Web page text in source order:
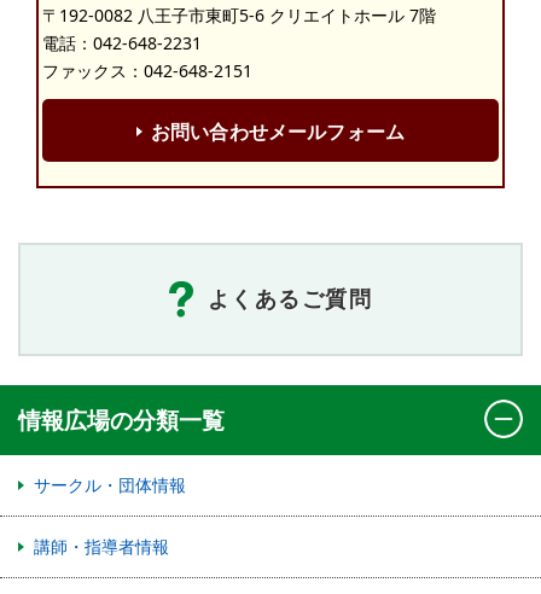
〒192-0082 八王子市東町5-6 クリエイトホール 7階
電話： 042-648-2231
ファックス：042-648-2151
お問い合わせメールフォーム
よくあるご質問
情報広場の分類一覧
サークル・団体情報
講師・指導者情報